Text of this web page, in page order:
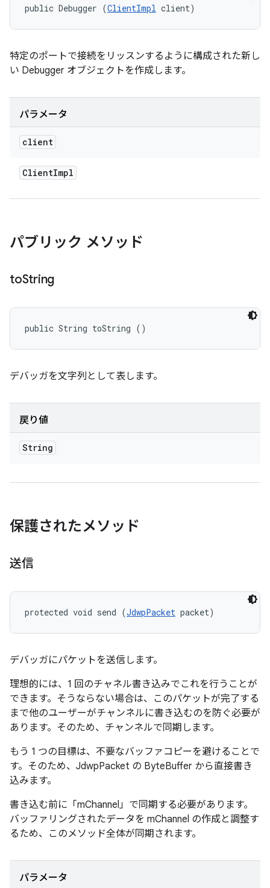
public Debugger (ClientImpl client)
特定のポートで接続をリッスンするように構成された新し
い Debugger オブジェクトを作成します。
パラメータ
client
ClientImpl
パブリック メソッド
toString
public String toString ()
デバッガを文字列として表します。
戻り値
String
保護されたメソッド
送信
protected void send (JdwpPacket packet)
デバッガにパケットを送信します。
理想的には、1 回のチャネル書き込みでこれを行うことが
できます。そうならない場合は、このパケットが完了する
まで他のユーザーがチャンネルに書き込むのを防ぐ必要が
あります。そのため、チャンネルで同期します。
もう 1 つの目標は、不要なバッファコピーを避けることで
す。そのため、JdwpPacket の ByteBuffer から直接書き
込みます。
書き込む前に「mChannel」で同期する必要があります。
バッファリングされたデータを mChannel の作成と調整す
るため、このメソッド全体が同期されます。
パラメータ